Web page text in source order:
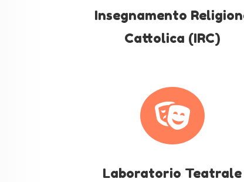
Insegnamento
Cattolica (IRC)

Laboratorio Teatrale